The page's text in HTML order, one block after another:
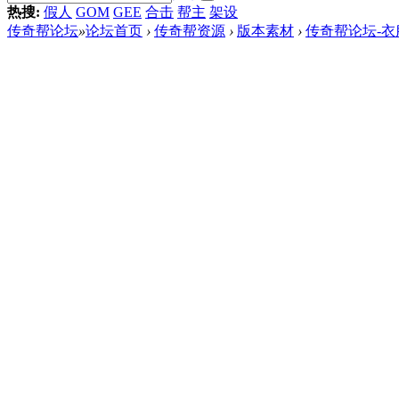
热搜: 假人 GOM GEE 合击 帮主 架设
传奇帮论坛»论坛首页 › 传奇帮资源 › 版本素材 › 传奇帮论坛-衣